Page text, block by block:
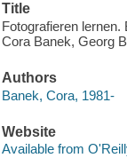
Title
Fotografieren
Cora Banek, Georg
Authors
Banek, Cora, 1981-
Website
Available from